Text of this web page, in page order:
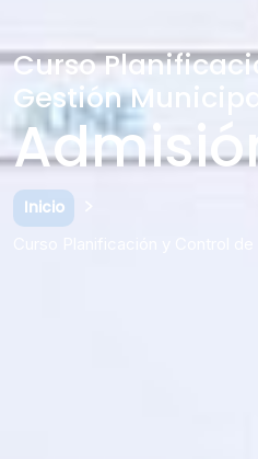
Curso
Gestión Municipal
Inicio
Curso Planificación y Control